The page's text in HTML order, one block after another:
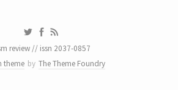
review // issn 2037-0857
theme by The Theme Foundry